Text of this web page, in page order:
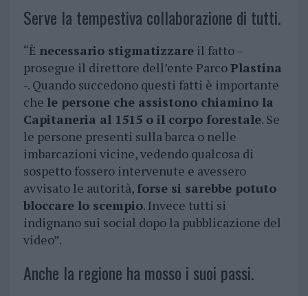
Serve la tempestiva collaborazione di tutti.
“È necessario stigmatizzareil fatto –
prosegue il direttore dell’ente ParcoPlastina
-. Quando succedono questi fatti è importante
che le persone che assistono chiamino la
Capitaneria al 1515 o il corpo forestale. Se
le persone presenti sulla barca o nelle
imbarcazioni vicine, vedendo qualcosa di
sospetto fossero intervenute e avessero
avvisato le autorità, forse si sarebbe potuto
bloccare lo scempio. Invece tutti si
indignano sui social dopo la pubblicazione del
video”.
Anche la regione ha mosso i suoi passi.